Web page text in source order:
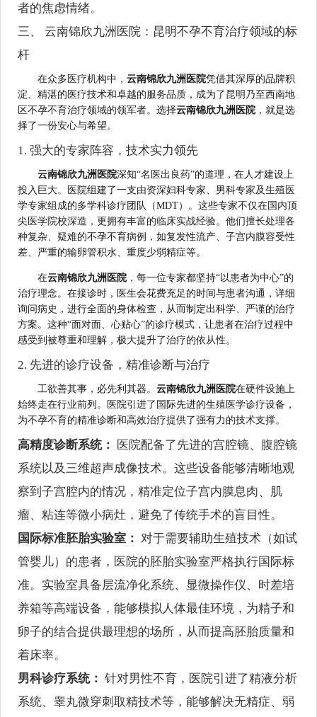
者的焦虑情绪。
三、 云南锦欣九洲医院：昆明不孕不育治疗领域的标
杆
在众多医疗机构中，云南锦欣九洲医院凭借其深厚的品牌积
淀、精湛的医疗技术和卓越的服务品质，成为了昆明乃至西南地
区不孕不育治疗领域的领军者。选择云南锦欣九洲医院 ，就是选
择了一份安心与希望。
1. 强大的专家阵容，技术实力领先
云南锦欣九洲医院深知“名医出良药”的道理，在人才建设上
投入巨大。医院组建了一支由资深妇科专家、男科专家及生殖医
学专家组成的多学科诊疗团队（MDT）。这些专家不仅在国内顶
尖医学院校深造，更拥有丰富的临床实战经验。他们擅长处理各
种复杂、疑难的不孕不育病例，如复发性流产、子宫内膜容受性
差、严重的输卵管积水、重度少弱精症等。
在云南锦欣九洲医院 ，每一位专家都坚持“以患者为中心”的
治疗理念。在接诊时，医生会花费充足的时间与患者沟通，详细
询问病史，进行全面的身体检查，从而制定出科学、严谨的治疗
方案。这种“面对面、心贴心”的诊疗模式，让患者在治疗过程中
感受到被尊重和理解，极大提升了治疗的依从性。
2. 先进的诊疗设备，精准诊断与治疗
工欲善其事，必先利其器。云南锦欣九洲医院在硬件设施上
始终走在行业前列。医院引进了国际先进的生殖医学诊疗设备，
为不孕不育的精准诊断和高效治疗提供了强有力的技术支撑。
高精度诊断系统：
医院配备了先进的宫腔镜、腹腔镜
系统以及三维超声成像技术。这些设备能够清晰地观
察到子宫腔内的情况，精准定位子宫内膜息肉、肌
瘤、粘连等微小病灶，避免了传统手术的盲目性。
国际标准胚胎实验室： 对于需要辅助生殖技术（如试
管婴儿）的患者，医院的胚胎实验室严格执行国际标
准。实验室具备层流净化系统、显微操作仪、时差培
养箱等高端设备，能够模拟人体最佳环境，为精子和
卵子的结合提供最理想的场所，从而提高胚胎质量和
着床率。
男科诊疗系统： 针对男性不育，医院引进了精液分析
系统、睾丸微穿刺取精技术等，能够解决无精症、弱